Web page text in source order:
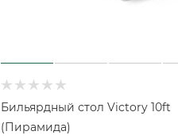
Бильярдный стол Victory 10ft
(Пирамида)